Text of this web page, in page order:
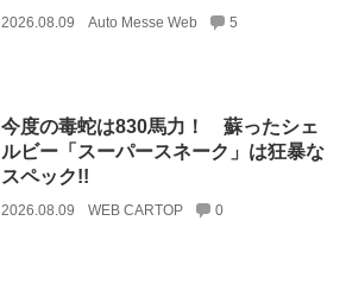
2026.08.09 Auto Messe Web 5
今度の毒蛇は830馬力！ 蘇ったシェ
ルビー「スーパースネーク」は狂暴な
スペック!!
2026.08.09 WEB CARTOP 0